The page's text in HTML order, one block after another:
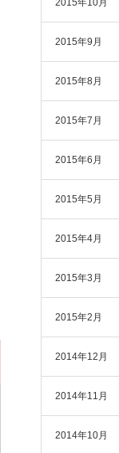
2015年10月
2015年9月
2015年8月
2015年7月
2015年6月
2015年5月
2015年4月
2015年3月
2015年2月
2014年12月
2014年11月
2014年10月